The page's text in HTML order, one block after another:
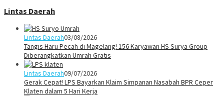
Lintas Daerah
Lintas Daerah03/08/2026
Tangis Haru Pecah di Magelang! 156 Karyawan HS Surya Group
Diberangkatkan Umrah Gratis
Lintas Daerah09/07/2026
Gerak Cepat! LPS Bayarkan Klaim Simpanan Nasabah BPR Ceper
Klaten dalam 5 Hari Kerja